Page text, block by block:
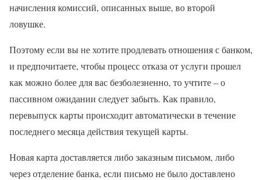
начисления комиссий, описанных выше, во второй
ловушке.
Поэтому если вы не хотите продлевать отношения с банком,
и предпочитаете, чтобы процесс отказа от услуги прошел
как можно более для вас безболезненно, то учтите – о
пассивном ожидании следует забыть. Как правило,
перевыпуск карты происходит автоматически в течение
последнего месяца действия текущей карты.
Новая карта доставляется либо заказным письмом, либо
через отделение банка, если письмо не было доставлено